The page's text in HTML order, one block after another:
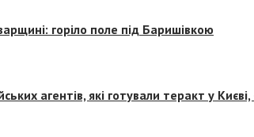
горіло поле під Баришівкою
агентів, які готували теракт у